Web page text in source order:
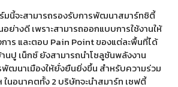
มนี้จะสามารถรองรับการพัฒนาสมาร์ทซิตี้
ย่างดี เพราะสามารถออกแบบการใช้งานให้
าร และตอบ Pain Point ของแต่ละพื้นที่ได้
นปู เน็กซ์ ยังสามารถนำโซลูชันพลังงาน
พัฒนาเมืองให้ยั่งยืนยิ่งขึ้น สำหรับความร่วม
นอนาคตทั้ง 2 บริษัทจะนำสมาร์ท เซฟตี้